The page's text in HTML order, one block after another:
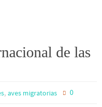
de las
, aves migratorias 0